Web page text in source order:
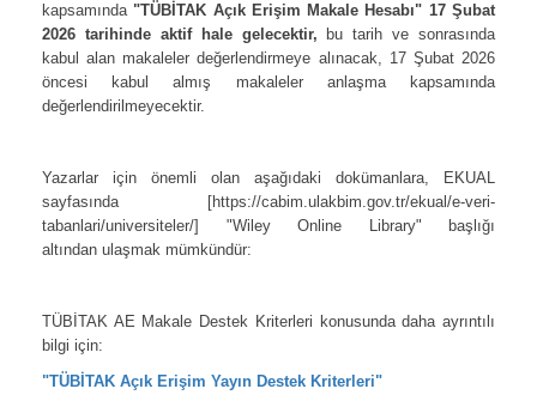
kapsamında "TÜBİTAK Açık Erişim Makale Hesabı" 17 Şubat
2026 tarihinde aktif hale gelecektir, bu tarih ve sonrasında
kabul alan makaleler değerlendirmeye alınacak, 17 Şubat 2026
öncesi kabul almış makaleler anlaşma kapsamında
değerlendirilmeyecektir.
Yazarlar için önemli olan aşağıdaki dokümanlara, EKUAL
sayfasında [https://cabim.ulakbim.gov.tr/ekual/e-veri-
tabanlari/universiteler/] "Wiley Online Library" başlığı
altından ulaşmak mümkündür:
TÜBİTAK AE Makale Destek Kriterleri konusunda daha ayrıntılı
bilgi için:
"TÜBİTAK Açık Erişim Yayın Destek Kriterleri"